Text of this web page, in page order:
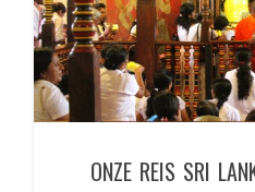
ONZE REIS SRI